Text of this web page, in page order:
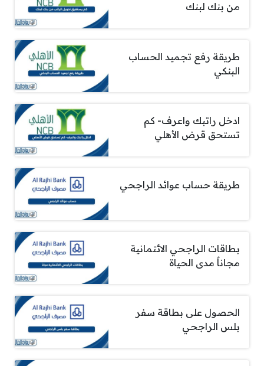
من بنك لبنك
طريقة رفع تجميد الحساب
البنكي
ادخل راتبك واعرف- كم
تستحق قرض الأهلي
طريقة حساب عوائد الراجحي
بطاقات الراجحي الائتمانية
مجاناً مدى الحياة
الحصول على بطاقة سفر
بلس الراجحي